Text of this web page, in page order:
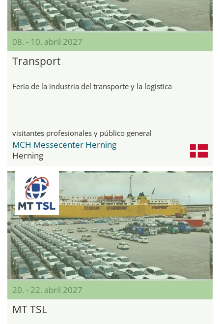
08. - 10. abril 2027
Transport
Feria de la industria del transporte y la logística
visitantes profesionales y público general
MCH Messecenter Herning
Herning
20. - 22. abril 2027
MT TSL